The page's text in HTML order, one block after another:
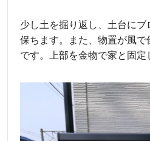
少し土を掘り返し、土台に
保ちます。また、物置が風
です。上部を金物で家と固定